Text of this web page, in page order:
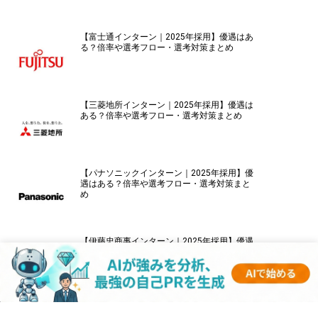
【富士通インターン｜2025年採用】優遇はあ
る？倍率や選考フロー・選考対策まとめ
【三菱地所インターン｜2025年採用】優遇は
ある？倍率や選考フロー・選考対策まとめ
【パナソニックインターン｜2025年採用】優
遇はある？倍率や選考フロー・選考対策まと
め
【伊藤忠商事インターン｜2025年採用】優遇